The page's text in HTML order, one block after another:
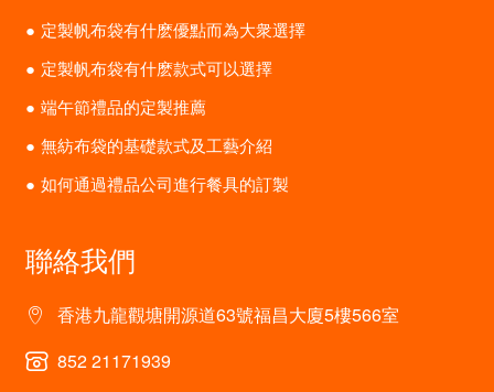
定製帆布袋有什麽優點而為大衆選擇
定製帆布袋有什麽款式可以選擇
端午節禮品的定製推薦
無紡布袋的基礎款式及工藝介紹
如何通過禮品公司進行餐具的訂製
聯絡我們
香港九龍觀塘開源道63號福昌大廈5樓566室
852 21171939